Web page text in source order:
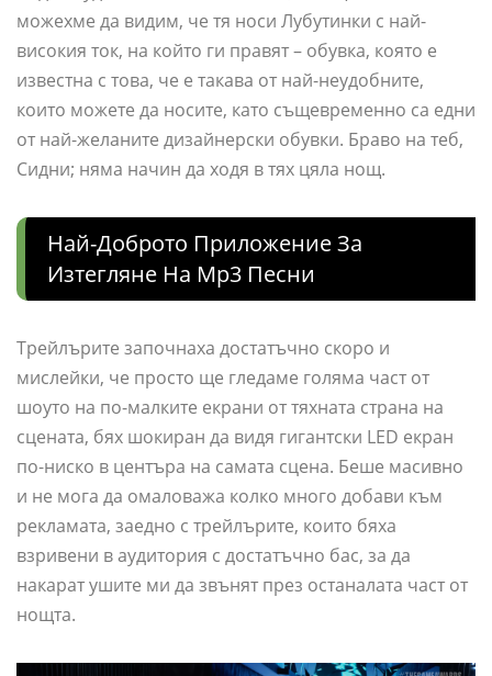
можехме да видим, че тя носи Лубутинки с най-
високия ток, на който ги правят – обувка, която е
известна с това, че е такава от най-неудобните,
които можете да носите, като същевременно са едни
от най-желаните дизайнерски обувки. Браво на теб,
Сидни; няма начин да ходя в тях цяла нощ.
Най-Доброто Приложение За
Изтегляне На Mp3 Песни
Трейлърите започнаха достатъчно скоро и
мислейки, че просто ще гледаме голяма част от
шоуто на по-малките екрани от тяхната страна на
сцената, бях шокиран да видя гигантски LED екран
по-ниско в центъра на самата сцена. Беше масивно
и не мога да омаловажа колко много добави към
рекламата, заедно с трейлърите, които бяха
взривени в аудитория с достатъчно бас, за да
накарат ушите ми да звънят през останалата част от
нощта.